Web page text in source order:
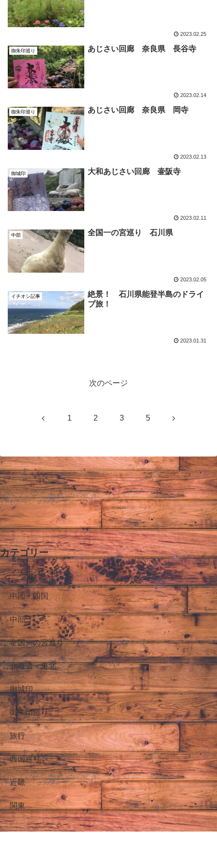
2023.02.25
御朱印巡り あじさい回廊 奈良県 長谷寺
2023.02.14
御朱印巡り あじさい回廊 奈良県 岡寺
2023.02.13
御城印 大和あじさい回廊 壷阪寺
2023.02.11
中部 全国一の宮巡り 石川県
2023.02.05
イチオシ記事
絶景！ 石川県能登半島のドライ
ブ旅！
2023.01.31
次のページ
前 1 2 3 5 次
カテゴリー
イチオシ記事
中国・四国
中部
全国一の宮巡り
北海道・東北
御城印
御朱印巡り
旅行
西国巡り
近畿
関東